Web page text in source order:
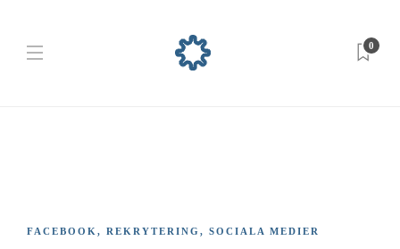
0
FACEBOOK , REKRYTERING , SOCIALA MEDIER